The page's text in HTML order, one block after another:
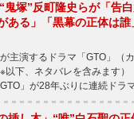
“鬼塚”反町隆史らが「告
ある」「黒幕の正体は誰
主演するドラマ「GTO」（
以下、ネタバレを含みます
」が28年ぶりに連続ドラ